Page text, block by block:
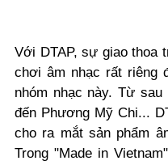
Với DTAP, sự giao thoa
chơi âm nhạc rất riêng
nhóm nhạc này. Từ
đến Phương Mỹ Chi...
cho ra mắt sản phẩm
Trong "Made in